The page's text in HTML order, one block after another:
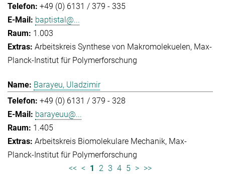
+49 (0) 6131 / 379 - 335
baptistal@...
1.003
Arbeitskreis Synthese von Makromolekuelen Max-
Planck-Institut für Polymerforschung
Barayeu, Uladzimir
+49 (0) 6131 / 379 - 328
barayeuu@...
1.405
Arbeitskreis Biomolekulare Mechanik Max-
Planck-Institut für Polymerforschung
<< < 1 2 3 4 5 > >>